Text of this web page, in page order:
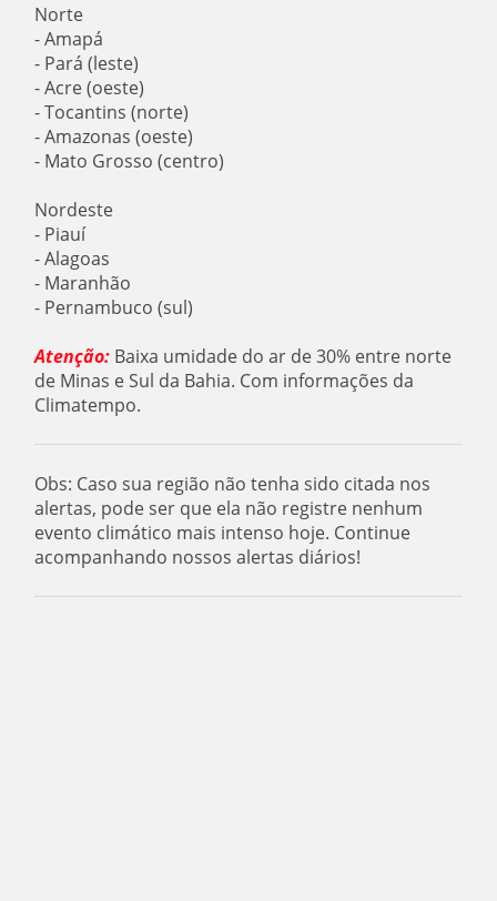
Norte
- Amapá
- Pará (leste)
- Acre (oeste)
- Tocantins (norte)
- Amazonas (oeste)
- Mato Grosso (centro)
Nordeste
- Piauí
- Alagoas
- Maranhão
- Pernambuco (sul)
Atenção: Baixa umidade do ar de 30% entre norte
de Minas e Sul da Bahia. Com informações da
Climatempo.
Obs: Caso sua região não tenha sido citada nos
alertas, pode ser que ela não registre nenhum
evento climático mais intenso hoje. Continue
acompanhando nossos alertas diários!